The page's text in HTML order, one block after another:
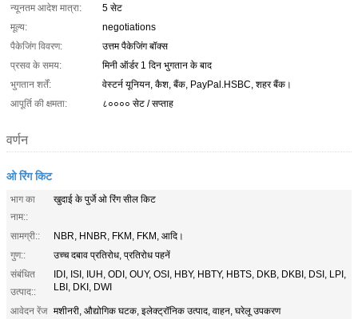
न्यूनतम आदेश मात्रा:
5 सेट
मूल्य:
negotiations
पैकेजिंग विवरण:
उत्तम पैकेजिंग बॉक्स
प्रसव के समय:
मिनी ऑर्डर 1 दिन भुगतान के बाद
भुगतान शर्तें:
वेस्टर्न यूनियन, कैश, बैंक, PayPal.HSBC, शहर बैंक।
आपूर्ति की क्षमता:
८०००० सेट / सप्ताह
वर्णन
ओ रिंग किट
भाग का
नाम::
खुदाई के पुर्जे ओ रिंग सील किट
सामग्री::
NBR, HNBR, FKM, FKM, आदि।
गुण::
उच्च दबाव प्रतिरोध, प्रतिरोध पहनें
संबंधित
उत्पाद::
IDI, ISI, IUH, ODI, OUY, OSI, HBY, HBTY, HBTS, DKB, DKBI, DSI, LPI,
LBI, DKI, DWI
आवेदन रेंज मशीनरी, औद्योगिक घटक, इलेक्ट्रॉनिक उत्पाद, वाहन, घरेलू उपकरण